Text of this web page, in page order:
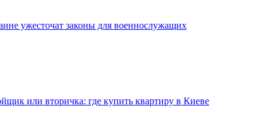
ужесточат законы для военнослужащих
или вторичка: где купить квартиру в Киеве